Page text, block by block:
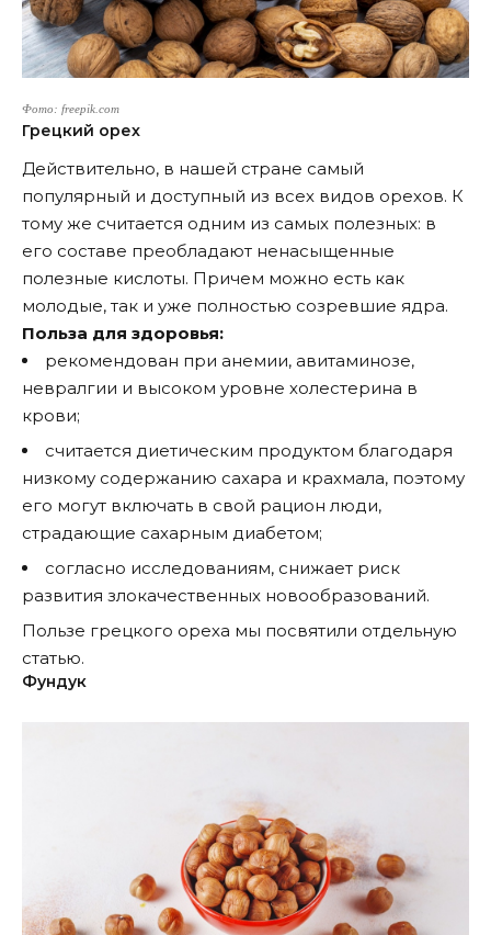
Фото: freepik.com
Грецкий орех
Действительно, в нашей стране самый
популярный и доступный из всех видов орехов. К
тому же считается одним из самых полезных: в
его составе преобладают ненасыщенные
полезные кислоты. Причем можно есть как
молодые, так и уже полностью созревшие ядра.
Польза для здоровья:
рекомендован при анемии, авитаминозе,
невралгии и высоком уровне холестерина в
крови;
считается диетическим продуктом благодаря
низкому содержанию сахара и крахмала, поэтому
его могут включать в свой рацион люди,
страдающие сахарным диабетом;
согласно исследованиям, снижает риск
развития злокачественных новообразований.
Пользе грецкого ореха мы посвятили отдельную
статью.
Фундук